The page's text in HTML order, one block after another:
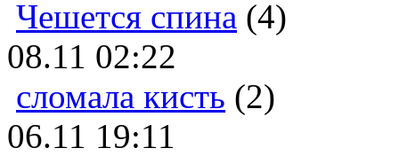
Чешется спина (4)
08.11 02:22
сломала кисть (2)
06.11 19:11